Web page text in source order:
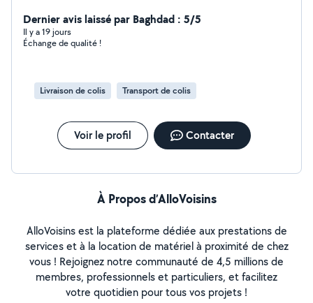
Dernier avis laissé par Baghdad : 5/5
Il y a 19 jours
Échange de qualité !
Livraison de colis Transport de colis
Voir le profil Contacter
À Propos d’AlloVoisins
AlloVoisins est la plateforme dédiée aux prestations de
services et à la location de matériel à proximité de chez
vous ! Rejoignez notre communauté de 4,5 millions de
membres, professionnels et particuliers, et facilitez
votre quotidien pour tous vos projets !